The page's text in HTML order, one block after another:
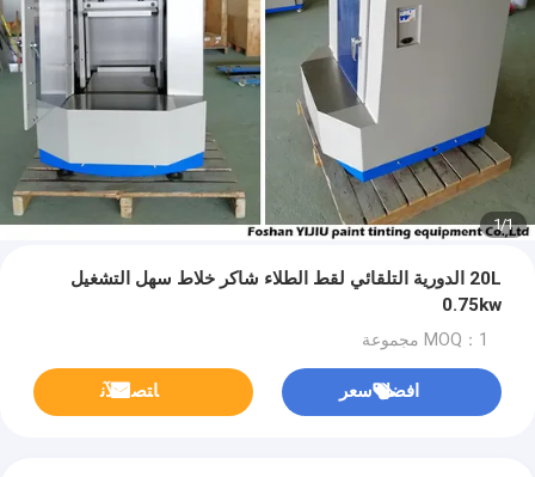
1
/
1
20L الدورية التلقائي لقط الطلاء شاكر خلاط سهل التشغيل
0.75kw
MOQ：1 مجموعة
افضل سعر ﺎﺘﺼﻟ ﺍﻶﻧ